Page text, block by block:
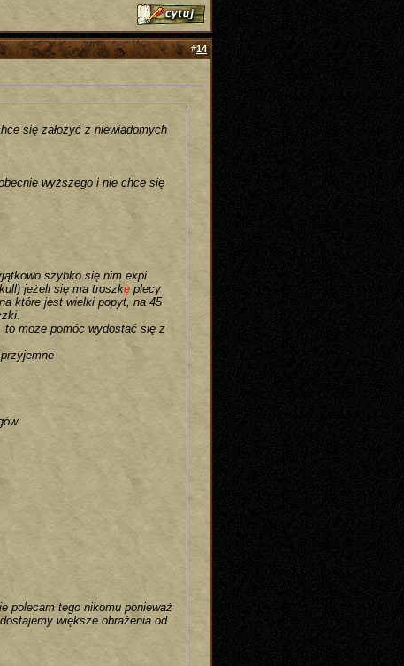
#14
się założyć z niewiadomych
wyższego i nie chce się
szybko się nim expi
jeżeli się ma troszkę plecy
które jest wielki popyt, na 45
to może pomóc wydostać się z
polecam tego nikomu ponieważ
większe obrażenia od